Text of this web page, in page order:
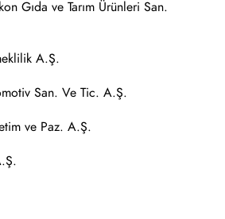
Gıda ve Tarım Ürünleri San.
A.Ş.
San. Ve Tic. A.Ş.
ve Paz. A.Ş.